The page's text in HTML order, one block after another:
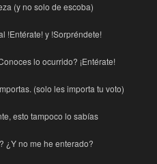
(y no solo de escoba)
!Entérate! y !Sorpréndete!
lo ocurrido? ¡Entérate!
(solo les importa tu voto)
esto tampoco lo sabías
¿Y no me he enterado?